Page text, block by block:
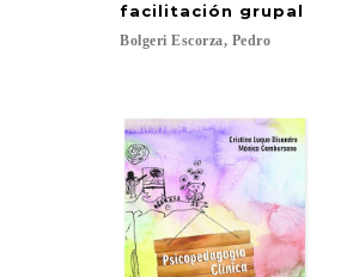
facilitación grupal
Bolgeri Escorza, Pedro